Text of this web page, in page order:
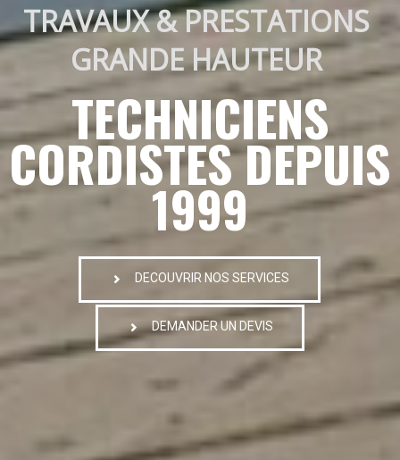
TRAVAUX & PRESTATIONS
GRANDE HAUTEUR
TECHNICIENS
CORDISTES DEPUIS
1999
DECOUVRIR NOS SERVICES
DEMANDER UN DEVIS